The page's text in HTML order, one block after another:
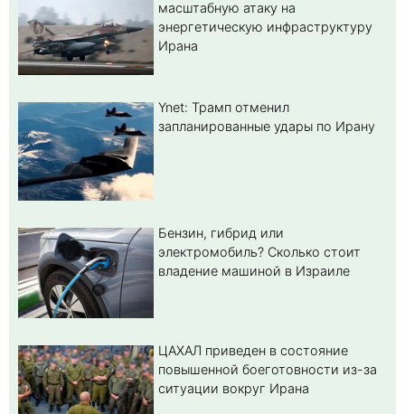
масштабную атаку на
энергетическую инфраструктуру
Ирана
Ynet: Трамп отменил
запланированные удары по Ирану
Бензин, гибрид или
электромобиль? Cколько стоит
владение машиной в Израиле
ЦАХАЛ приведен в состояние
повышенной боеготовности из-за
ситуации вокруг Ирана